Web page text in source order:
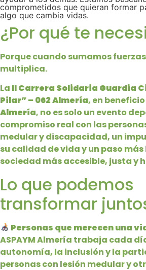
comprometidos que quieran formar
algo que cambia vidas.
¿Por qué te
Porque cuando sumamos
multiplica.
La II Carrera Solidaria Guardia
Pilar” – 062 Almería, en
Almería, no es solo un evento
compromiso real con las
medular y discapacidad, un
su calidad de vida y un paso
sociedad más accesible, justa y
Lo que podemos
transformar
Personas que merecen una
ASPAYM Almería trabaja cada
autonomía, la inclusión y la
personas con lesión medular y